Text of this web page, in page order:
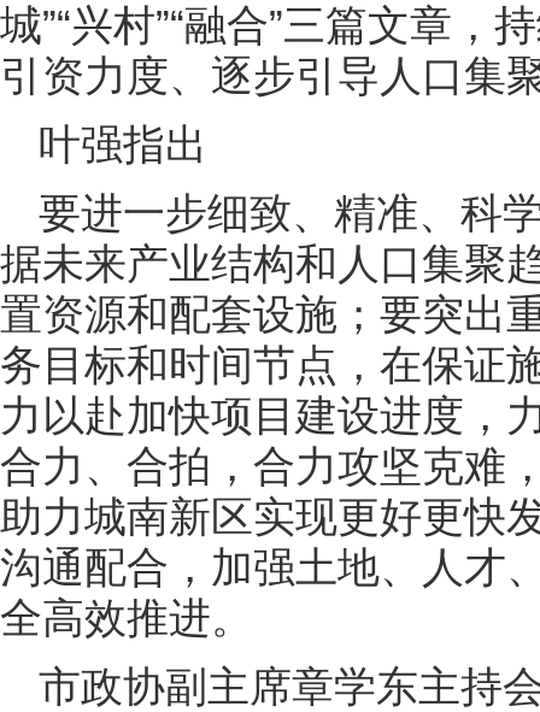
城”“兴村”“融合”三篇文章，
引资力度、逐步引导人口集
叶强指出
要进一步细致、精准、科
据未来产业结构和人口集聚
置资源和配套设施；要突出
务目标和时间节点，在保证
力以赴加快项目建设进度，
合力、合拍，合力攻坚克难
助力城南新区实现更好更快
沟通配合，加强土地、人才
全高效推进。
市政协副主席章学东主持